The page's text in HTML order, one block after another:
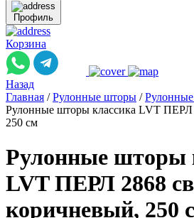
Профиль
Корзина
Назад
Главная / Рулонные шторы /
Рулонные шторы классика LVT ПЕРЛ
250 см
Рулонные шторы
LVT ПЕРЛ 2868
коричневый, 250